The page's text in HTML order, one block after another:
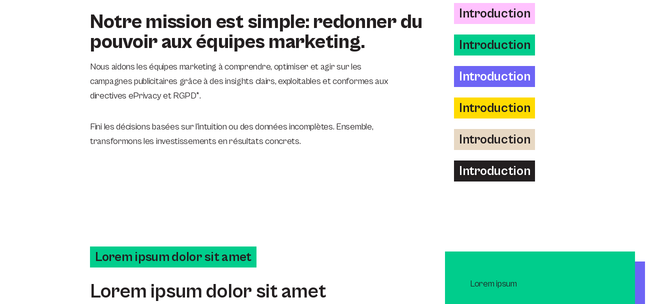
Notre mission est simple: redonner du
pouvoir aux équipes marketing.
Nous aidons les équipes marketing à comprendre, optimiser et agir sur les
campagnes publicitaires grâce à des insights clairs, exploitables et conformes aux
directives ePrivacy et RGPD*.
Fini les décisions basées sur l’intuition ou des données incomplètes. Ensemble,
transformons les investissements en résultats concrets.
Introduction
Introduction
Introduction
Introduction
Introduction
Introduction
Lorem ipsum dolor sit amet
Lorem ipsum dolor sit amet Lorem ipsum